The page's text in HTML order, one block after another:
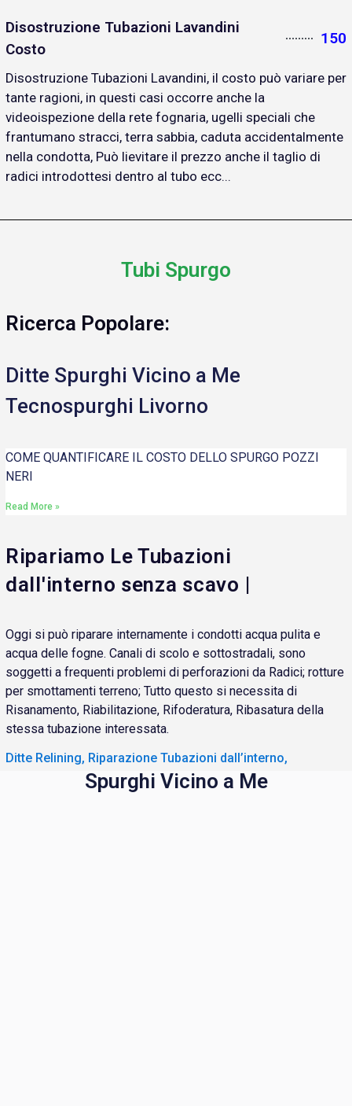
Disostruzione Tubazioni Lavandini
Costo
150
Disostruzione Tubazioni Lavandini, il costo può variare per
tante ragioni, in questi casi occorre anche la
videoispezione della rete fognaria, ugelli speciali che
frantumano stracci, terra sabbia, caduta accidentalmente
nella condotta, Può lievitare il prezzo anche il taglio di
radici introdottesi dentro al tubo ecc...
Tubi Spurgo
Ricerca Popolare:
Ditte Spurghi Vicino a Me
Tecnospurghi Livorno
COME QUANTIFICARE IL COSTO DELLO SPURGO POZZI
NERI
Read More »
Ripariamo Le Tubazioni
dall'interno senza scavo |
Oggi si può riparare internamente i condotti acqua pulita e
acqua delle fogne. Canali di scolo e sottostradali, sono
soggetti a frequenti problemi di perforazioni da Radici; rotture
per smottamenti terreno; Tutto questo si necessita di
Risanamento, Riabilitazione, Rifoderatura, Ribasatura della
stessa tubazione interessata.
Ditte Relining, Riparazione Tubazioni dall’interno,
Spurghi Vicino a Me